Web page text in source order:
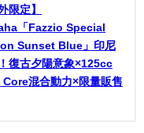
限定】
「Fazzio Special
Sunset Blue」印尼
復古夕陽意象×125cc
混合動力×限量販售